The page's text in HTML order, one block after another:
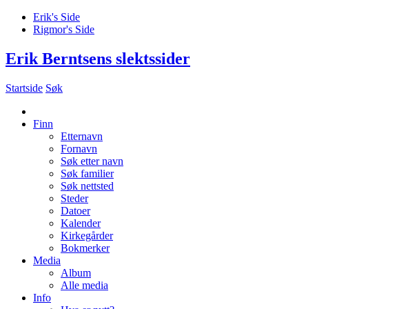
Erik's Side
Rigmor's Side
Erik Berntsens slektssider
Startside Søk
Finn
Etternavn
Fornavn
Søk etter navn
Søk familier
Søk nettsted
Steder
Datoer
Kalender
Kirkegårder
Bokmerker
Media
Album
Alle media
Info